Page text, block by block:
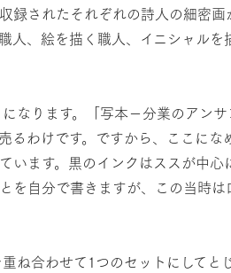
録されたそれぞれの詩人の細密
人、絵を描く職人、イニシャル
なります。「写本－分業のアン
るわけです。ですから、ここに
います。黒のインクはススが中
を自分で書きますが、この当時
ね合わせて1つのセットにして